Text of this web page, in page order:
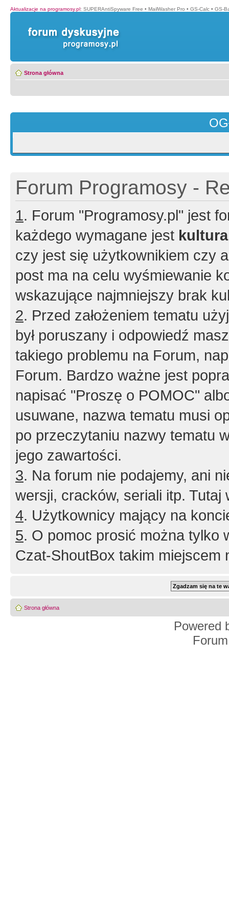
Aktualizacje na programosy.pl: SUPERAntiSpyware Free • MailWasher Pro • GS-Calc • GS-
Strona główna
Forum Programosy -
1. Forum "Programosy.pl" jest
każdego wymagane jest
czy jest się użytkownikiem czy
post ma na celu wyśmiewanie
wskazujące najmniejszy brak
2. Przed założeniem tematu
był poruszany i odpowiedź
takiego problemu na Forum,
Forum. Bardzo ważne jest
napisać "Proszę o POMOC"
usuwane, nazwa tematu musi
po przeczytaniu nazwy tematu
jego zawartości.
3. Na forum nie podajemy, ani
wersji, cracków, seriali itp. Tutaj
4. Użytkownicy mający na
5. O pomoc prosić można tylko
Czat-ShoutBox takim miejscem
Strona główna
Powered